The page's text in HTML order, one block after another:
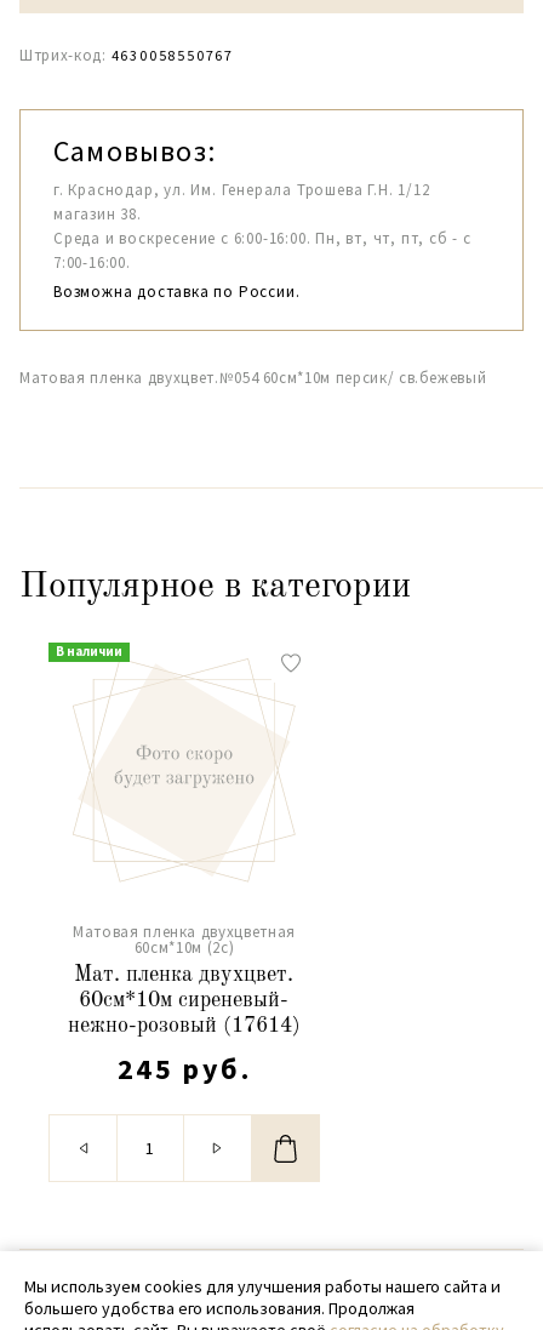
Штрих-код: 4630058550767
Самовывоз:
г. Краснодар, ул. Им. Генерала Трошева Г.Н. 1/12
магазин 38.
Среда и воскресение с 6:00-16:00. Пн, вт, чт, пт, сб - с
7:00-16:00.
Возможна доставка по России.
Матовая пленка двухцвет.№054 60см*10м персик/ св.бежевый
Популярное в категории
В наличии
Матовая пленка двухцветная
60см*10м (2c)
Мат. пленка двухцвет.
60см*10м сиреневый-
нежно-розовый (17614)
245 руб.
© 2020 - 2026 SamPack
Мы используем cookies для улучшения работы нашего сайта и
большего удобства его использования. Продолжая